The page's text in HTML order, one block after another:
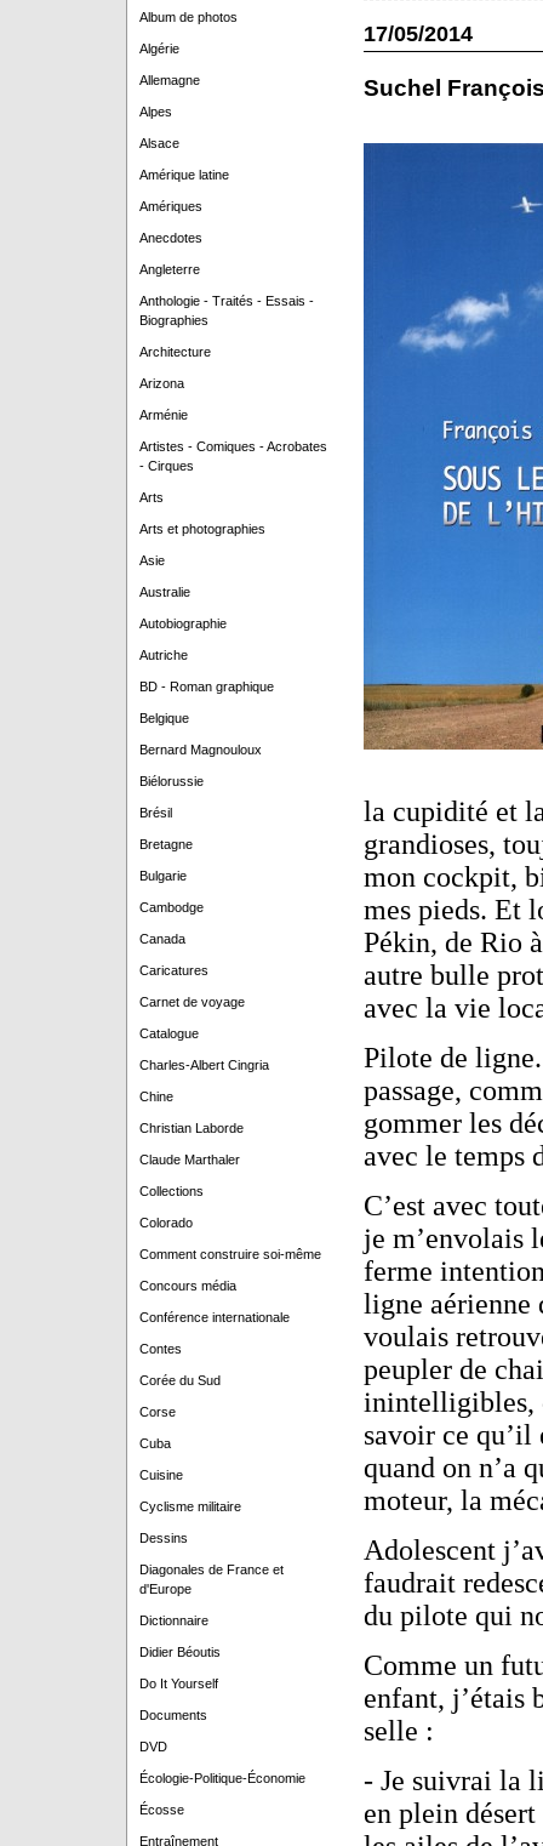
Album de photos
Algérie
Allemagne
Alpes
Alsace
Amérique latine
Amériques
Anecdotes
Angleterre
Anthologie - Traités - Essais -
Biographies
Architecture
Arizona
Arménie
Artistes - Comiques - Acrobates
- Cirques
Arts
Arts et photographies
Asie
Australie
Autobiographie
Autriche
BD - Roman graphique
Belgique
Bernard Magnouloux
Biélorussie
Brésil
Bretagne
Bulgarie
Cambodge
Canada
Caricatures
Carnet de voyage
Catalogue
Charles-Albert Cingria
Chine
Christian Laborde
Claude Marthaler
Collections
Colorado
Comment construire soi-même
Concours média
Conférence internationale
Contes
Corée du Sud
Corse
Cuba
Cuisine
Cyclisme militaire
Dessins
Diagonales de France et
d'Europe
Dictionnaire
Didier Béoutis
Do It Yourself
Documents
DVD
Écologie-Politique-Économie
Écosse
Entraînement
17/05/2014
Suchel
la cupidité et
grandioses,
mon cockpit,
mes pieds. Et
Pékin, de Rio
autre bulle
avec la vie
Pilote de
passage,
gommer les
avec le temps
C’est avec
je m’envolais
ferme
ligne aérienne
voulais
peupler de
inintelligibles,
savoir ce
quand on n’a
moteur, la
Adolescent
faudrait
du pilote qui
Comme un
enfant, j’étais
selle :
- Je suivrai la
en plein